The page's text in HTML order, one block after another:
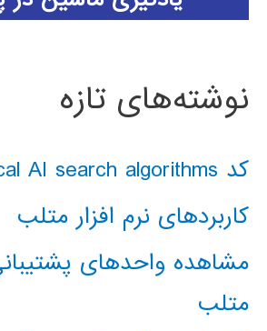
نوشته‌های تازه
کد classical AI search algorithms
کاربردهای نرم افزار متلب
مشاهده واحدهای
متلب